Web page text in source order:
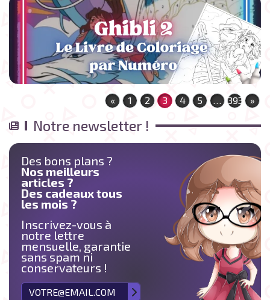
« 1 2 3 4 5 … 393 »
Notre newsletter !
Des bons plans ?
Nos meilleurs
articles ?
Des cadeaux tous
les mois ?
Inscrivez-vous à
notre lettre
mensuelle, garantie
sans spam ni
conservateurs !